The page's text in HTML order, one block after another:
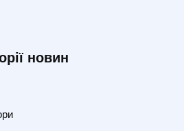
новин